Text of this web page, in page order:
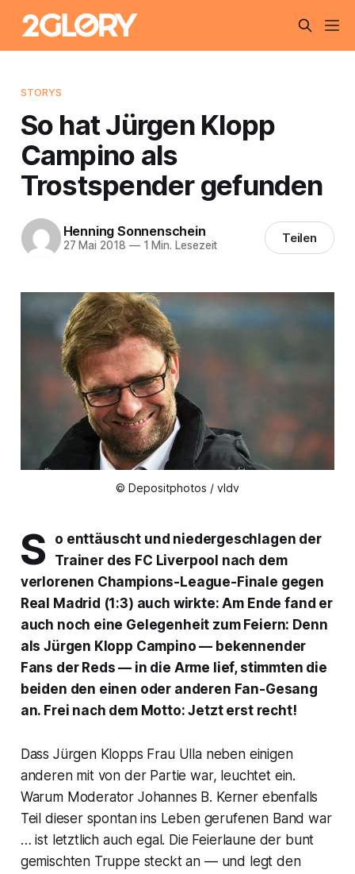
STORYS
So hat Jürgen Klopp
Campino als
Trostspender gefunden
Henning Sonnenschein
27 Mai 2018 —1 Min. Lesezeit Teilen
© Depositphotos / vldv
S
o enttäuscht und niedergeschlagen der
Trainer des FC Liverpool nach dem
verlorenen Champions-League-Finale gegen
Real Madrid (1:3) auch wirkte: Am Ende fand er
auch noch eine Gelegenheit zum Feiern: Denn
als Jürgen Klopp Campino — bekennender
Fans der Reds — in die Arme lief, stimmten die
beiden den einen oder anderen Fan-Gesang
an. Frei nach dem Motto: Jetzt erst recht!
Dass Jürgen Klopps Frau Ulla neben einigen
anderen mit von der Partie war, leuchtet ein.
Warum Moderator Johannes B. Kerner ebenfalls
Teil dieser spontan ins Leben gerufenen Band war
… ist letztlich auch egal. Die Feierlaune der bunt
gemischten Truppe steckt an — und legt den